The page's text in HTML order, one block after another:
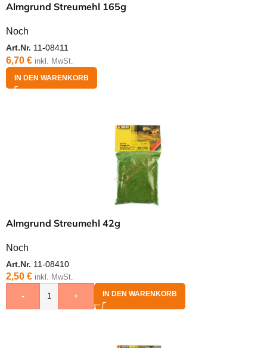
Almgrund Streumehl 165g
Noch
Art.Nr. 11-08411
6,70 € inkl. MwSt.
IN DEN WARENKORB
Almgrund Streumehl 42g
Noch
Art.Nr. 11-08410
2,50 € inkl. MwSt.
- + IN DEN WARENKORB